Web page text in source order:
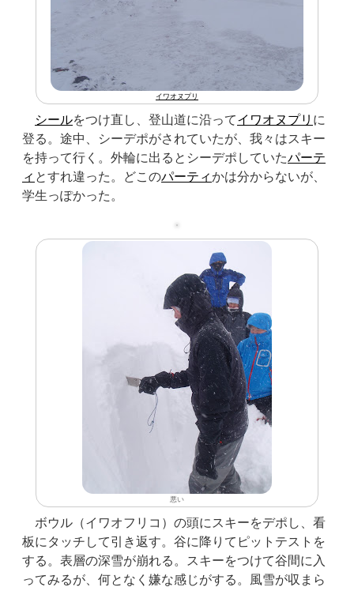
イワオヌプリ
シールをつけ直し、登山道に沿ってイワオヌプリ に
登る。途中、シーデポがされていたが、我々はスキー
を持って行く。外輪に出るとシーデポしていたパーテ
ィ とすれ違った。どこのパーティかは分からないが、
学生っぽかった。
悪い
ボウル（イワオフリコ）の頭にスキーをデポし、看
板にタッチして引き返す。谷に降りてピットテストを
する。表層の深雪が崩れる。スキーをつけて谷間に入
ってみるが、何となく嫌な感じがする。風雪が収まら